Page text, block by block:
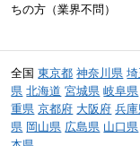
ちの方（業界不問）
全国東京都 神奈川県
県 北海道 宮城県 岐阜県
重県 京都府 大阪府 兵
県 岡山県 広島県 山口県